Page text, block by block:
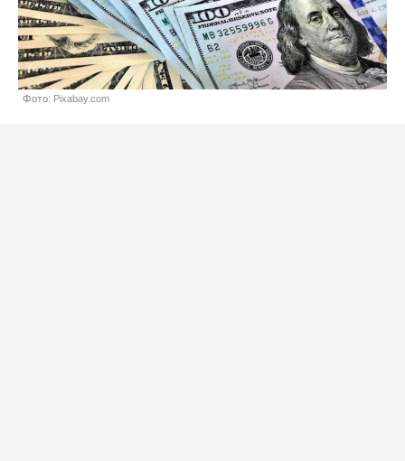
Фото: Pixabay.com